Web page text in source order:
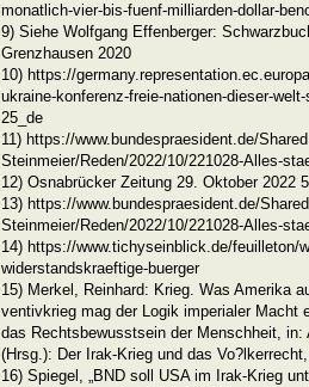
monatlich-vier-bis-fuenf-milliarden-dollar-
9) Siehe Wolfgang Effenberger:
Grenzhausen 2020
10) https://
ukraine-konferenz-freie-nationen-dieser-
25_de
11) https://www.bundespraesident.de/
Steinmeier/Reden/2022/10/221028-Alles-
12) Osnabrücker Zeitung 29. Oktober 2022
13) https://www.bundespraesident.de/
Steinmeier/Reden/2022/10/221028-Alles-
14) https://www.tichyseinblick.de/feuilleton/
widerstandskraeftige-buerger
15) Merkel, Reinhard: Krieg. Was Amerika
ventivkrieg mag der Logik imperialer Macht
das Rechtsbewusstsein der Menschheit,
(Hrsg.): Der Irak-Krieg und das
16) Spiegel, „BND soll USA im Irak-Krieg